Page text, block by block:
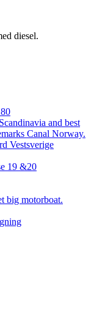
diesel.
and best
Canal Norway.
Vestsverige
19 &20
big motorboat.